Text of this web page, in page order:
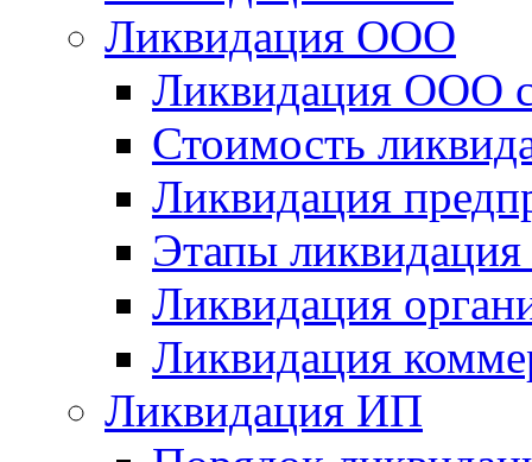
Ликвидация ООО
Ликвидация ООО
Стоимость
Ликвидация
Этапы
Ликвидация
Ликвидация
Ликвидация ИП